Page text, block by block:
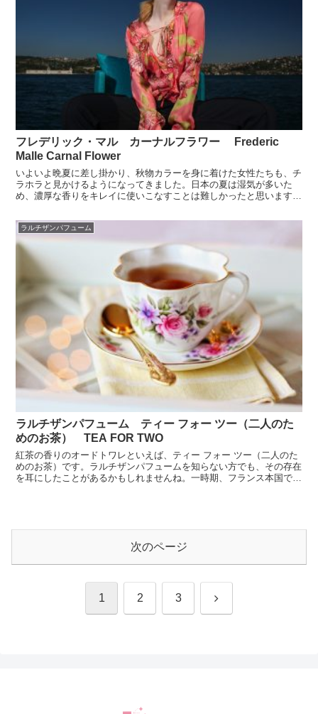
フレデリック・マル カーナルフラワー Frederic
Malle Carnal Flower
いよいよ晩夏に差し掛かり、秋物カラーを身に着けた女性たちも、チ
ラホラと見かけるようになってきました。日本の夏は湿気が多いた
め、濃厚な香りをキレイに使いこなすことは難しかったと思います
ラルチザンパフューム
ラルチザンパフューム ティー フォー ツー（二人のた
めのお茶） TEA FOR TWO
紅茶の香りのオードトワレといえば、ティー フォー ツー（二人のた
めのお茶）です。ラルチザンパフュームを知らない方でも、その存在
を耳にしたことがあるかもしれませんね。一時期、フランス本国でも
次のページ
1 2 3 次